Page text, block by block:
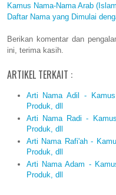
Kamus Nama-Nama Arab
Daftar Nama yang Dimulai
Berikan komentar dan
ini, terima kasih.
ARTIKEL TERKAIT :
Arti Nama Adil -
Produk, dll
Arti Nama Radi -
Produk, dll
Arti Nama Rafi'ah -
Produk, dll
Arti Nama Adam -
Produk, dll